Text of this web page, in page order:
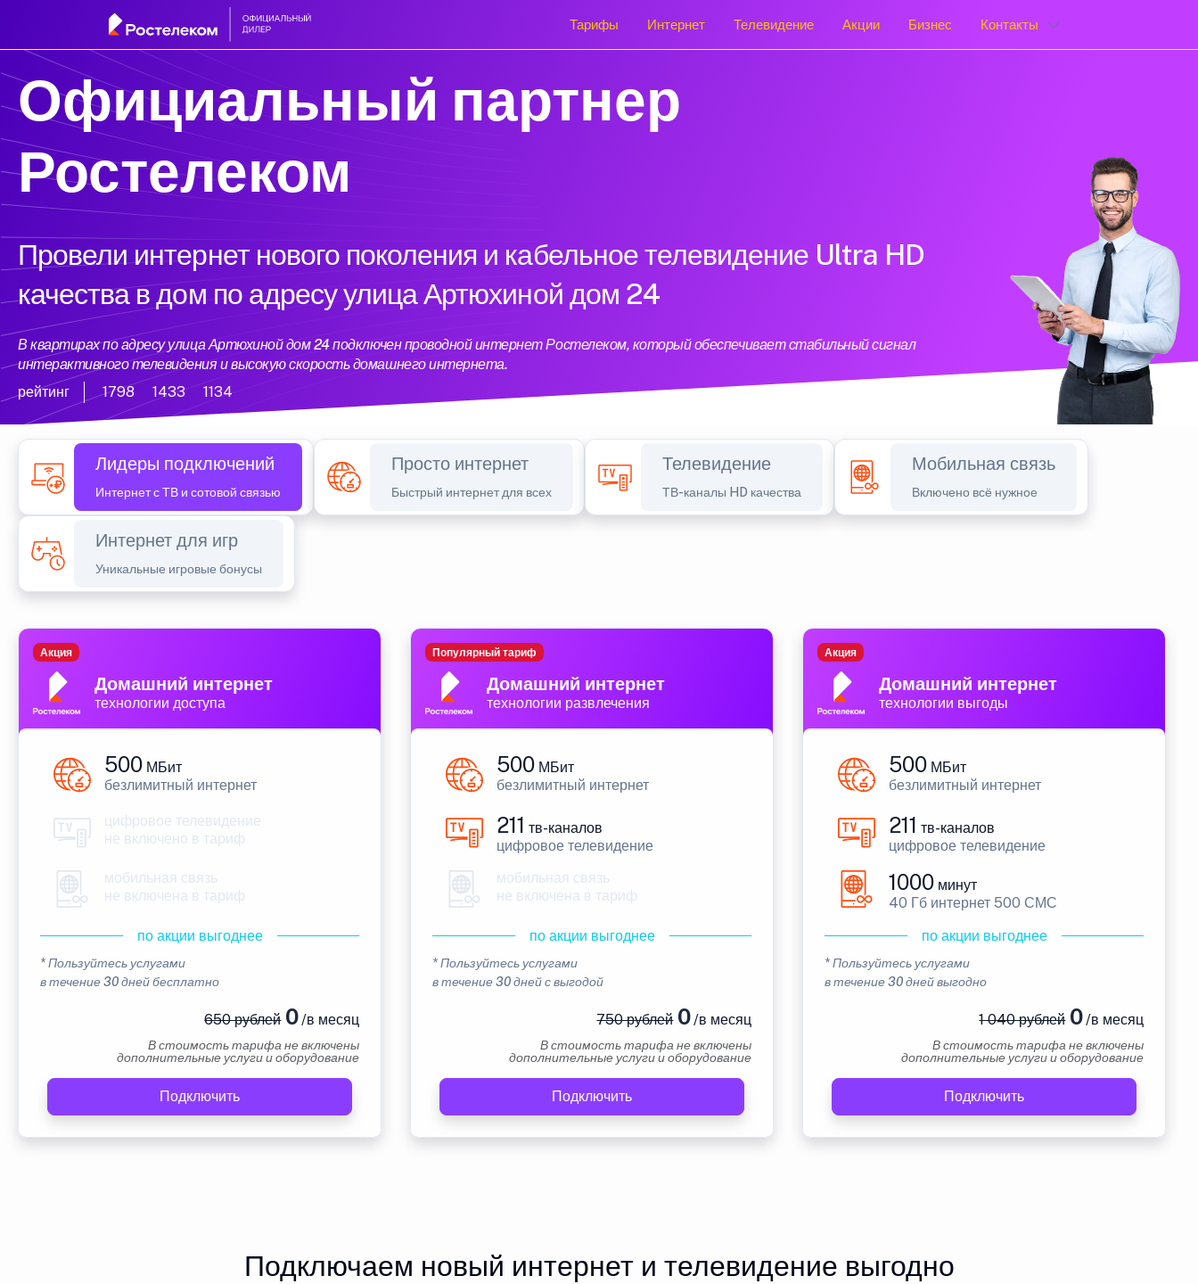
Тарифы Интернет Телевидение Акции Бизнес Контакты
Официальный партнер
Ростелеком
Провели интернет нового поколения и кабельное телевидение Ultra HD
качества в дом по адресу улица Артюхиной дом 24
В квартирах по адресу улица Артюхиной дом 24 подключен проводной интернет Ростелеком, который обеспечивает стабильный сигнал
интерактивного телевидения и высокую скорость домашнего интернета.
рейтинг
1798 1433 1134
Лидеры подключений
Интернет с ТВ и сотовой связью
Просто интернет
Быстрый интернет для всех
Телевидение
ТВ-каналы HD качества
Мобильная связь
Включено всё нужное
Интернет для игр
Уникальные игровые бонусы
Домашний интернет
технологии доступа
Акция
500 МБит
безлимитный интернет
цифровое телевидение
не включено в тариф
мобильная связь
не включена в тариф
по акции выгоднее
* Пользуйтесь услугами
в течение 30 дней бесплатно
650 рублей0/в месяц
В стоимость тарифа не включены
дополнительные услуги и оборудование
Подключить
Домашний интернет
технологии развлечения
Популярный тариф
500 МБит
безлимитный интернет
211 тв-каналов
цифровое телевидение
мобильная связь
не включена в тариф
по акции выгоднее
* Пользуйтесь услугами
в течение 30 дней с выгодой
750 рублей0/в месяц
В стоимость тарифа не включены
дополнительные услуги и оборудование
Подключить
Домашний интернет
технологии выгоды
Акция
500 МБит
безлимитный интернет
211 тв-каналов
цифровое телевидение
1000 минут
40 Гб интернет 500 СМС
по акции выгоднее
* Пользуйтесь услугами
в течение 30 дней выгодно
1 040 рублей0/в месяц
В стоимость тарифа не включены
дополнительные услуги и оборудование
Подключить
Подключаем новый интернет и телевидение выгодно